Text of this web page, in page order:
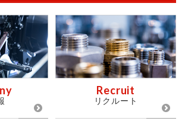
Recruit
リクルート